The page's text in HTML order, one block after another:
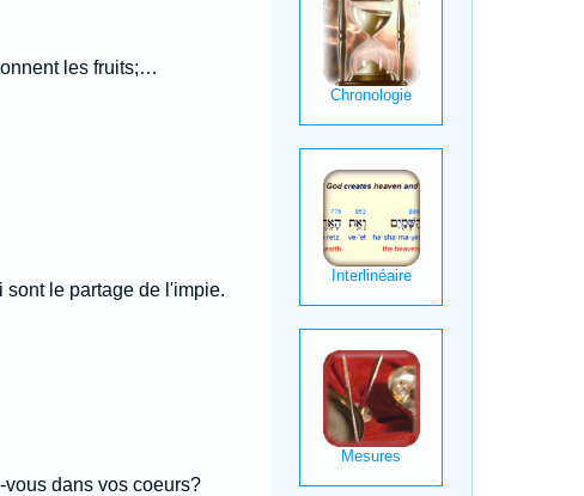
les fruits;…
sont le partage de l'impie.
dans vos coeurs?